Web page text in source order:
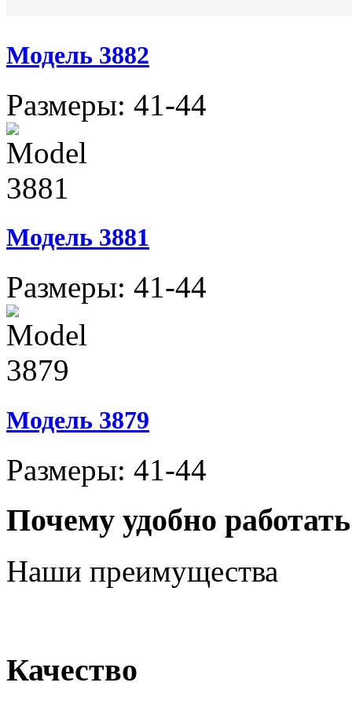
Модель 3882
Размеры: 41-44
Модель 3881
Размеры: 41-44
Модель 3879
Размеры: 41-44
Почему удобно
Наши преимущества
Качество